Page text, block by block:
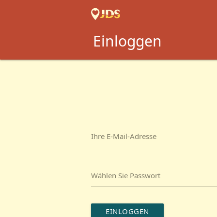
Einloggen
Ihre E-Mail-Adresse
Wählen Sie Passwort
EINLOGGEN